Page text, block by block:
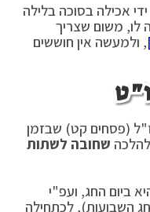
אכילה בסוכה בלילה
לו, משום שצריך
, ולמעשה אין חוששים
(פסחים קט) שבזמן
שחובה לשתות
ביום החג, ועפ"י
השבועות), לכתחילה